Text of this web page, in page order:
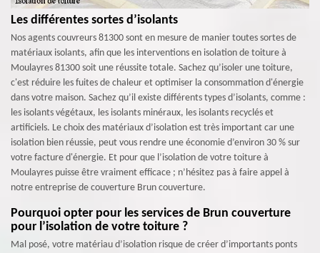
Les différentes sortes d’isolants
Nos agents couvreurs 81300 sont en mesure de manier toutes sortes de
matériaux isolants, afin que les interventions en isolation de toiture à
Moulayres 81300 soit une réussite totale. Sachez qu’isoler une toiture,
c'est réduire les fuites de chaleur et optimiser la consommation d'énergie
dans votre maison. Sachez qu’il existe différents types d’isolants, comme :
les isolants végétaux, les isolants minéraux, les isolants recyclés et
artificiels. Le choix des matériaux d’isolation est très important car une
isolation bien réussie, peut vous rendre une économie d’environ 30 % sur
votre facture d'énergie. Et pour que l’isolation de votre toiture à
Moulayres puisse être vraiment efficace ; n’hésitez pas à faire appel à
notre entreprise de couverture Brun couverture.
Pourquoi opter pour les services de Brun couverture
pour l’isolation de votre toiture ?
Mal posé, votre matériau d’isolation risque de créer d’importants ponts